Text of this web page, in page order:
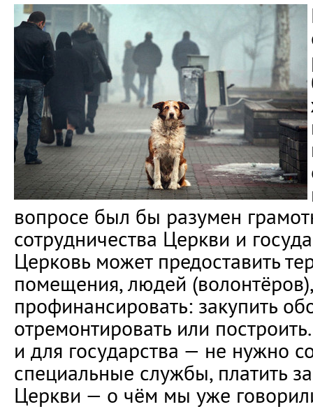
вопросе был бы разумен
сотрудничества Церкви и
Церковь может предоставить
помещения, людей
профинансировать: закупить
отремонтировать или
и для государства — не нужно
специальные службы, платить
Церкви — о чём мы уже